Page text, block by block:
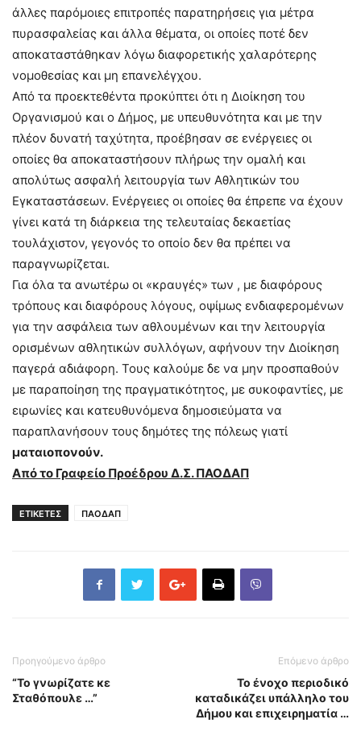
άλλες παρόμοιες επιτροπές παρατηρήσεις για μέτρα
πυρασφαλείας και άλλα θέματα, οι οποίες ποτέ δεν
αποκαταστάθηκαν λόγω διαφορετικής χαλαρότερης
νομοθεσίας και μη επανελέγχου.
Από τα προεκτεθέντα προκύπτει ότι η Διοίκηση του
Οργανισμού και ο Δήμος, με υπευθυνότητα και με την
πλέον δυνατή ταχύτητα, προέβησαν σε ενέργειες οι
οποίες θα αποκαταστήσουν πλήρως την ομαλή και
απολύτως ασφαλή λειτουργία των Αθλητικών του
Εγκαταστάσεων. Ενέργειες οι οποίες θα έπρεπε να έχουν
γίνει κατά τη διάρκεια της τελευταίας δεκαετίας
τουλάχιστον, γεγονός το οποίο δεν θα πρέπει να
παραγνωρίζεται.
Για όλα τα ανωτέρω οι «κραυγές» των , με διαφόρους
τρόπους και διαφόρους λόγους, οψίμως ενδιαφερομένων
για την ασφάλεια των αθλουμένων και την λειτουργία
ορισμένων αθλητικών συλλόγων, αφήνουν την Διοίκηση
παγερά αδιάφορη. Τους καλούμε δε να μην προσπαθούν
με παραποίηση της πραγματικότητος, με συκοφαντίες, με
ειρωνίες και κατευθυνόμενα δημοσιεύματα να
παραπλανήσουν τους δημότες της πόλεως γιατί
ματαιοπονούν.
Από το Γραφείο Προέδρου Δ.Σ. ΠΑΟΔΑΠ
ΕΤΙΚΕΤΕΣ ΠΑΟΔΑΠ
Προηγούμενο άρθρο
“Το γνωρίζατε κε
Σταθόπουλε …”
Επόμενο άρθρο
Το ένοχο περιοδικό
καταδικάζει υπάλληλο του
Δήμου και επιχειρηματία …